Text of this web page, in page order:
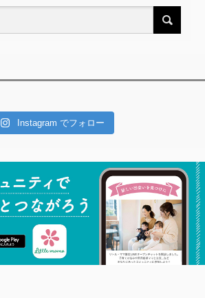
Instagram でフォロー